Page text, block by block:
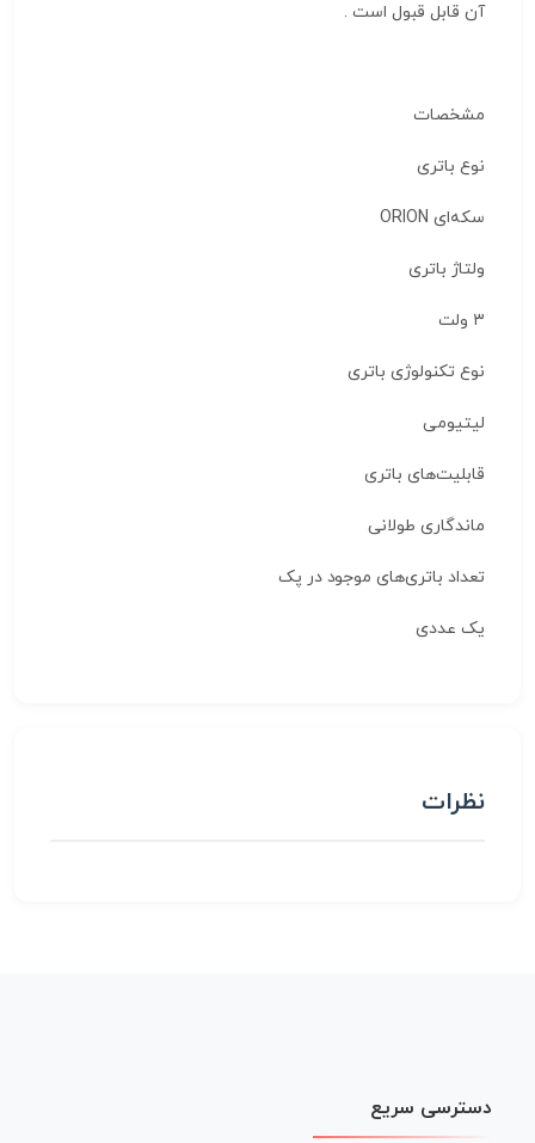
آن قابل قبول است .
مشخصات
نوع باتری
سکه‌ای ORION
ولتاژ باتری
۳ ولت
نوع تکنولوژی باتری
لیتیومی
قابلیت‌های باتری
ماندگاری طولانی
تعداد باتری‌های موجود در پک
یک عددی
نظرات
دسترسی سریع